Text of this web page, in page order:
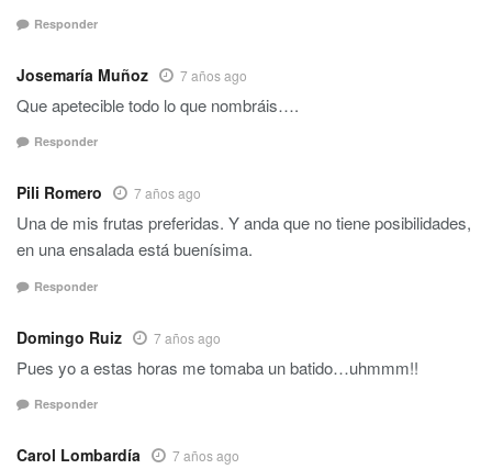
Responder
Josemaría Muñoz 7 años ago
Que apetecible todo lo que nombráis….
Responder
Pili Romero 7 años ago
Una de mis frutas preferidas. Y anda que no tiene posibilidades,
en una ensalada está buenísima.
Responder
Domingo Ruiz 7 años ago
Pues yo a estas horas me tomaba un batido…uhmmm!!
Responder
Carol Lombardía 7 años ago